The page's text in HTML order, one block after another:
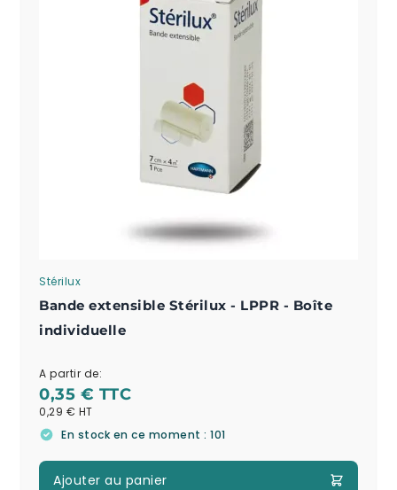
Stérilux
Bande extensible Stérilux - LPPR - Boîte
individuelle
A partir de:
0,35 €
0,29 €
En stock en ce moment : 101
Ajouter au panier